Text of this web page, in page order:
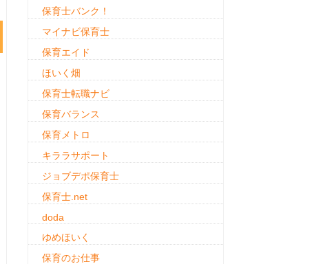
保育士バンク！
マイナビ保育士
保育エイド
ほいく畑
保育士転職ナビ
保育バランス
保育メトロ
キララサポート
ジョブデポ保育士
保育士.net
doda
ゆめほいく
保育のお仕事